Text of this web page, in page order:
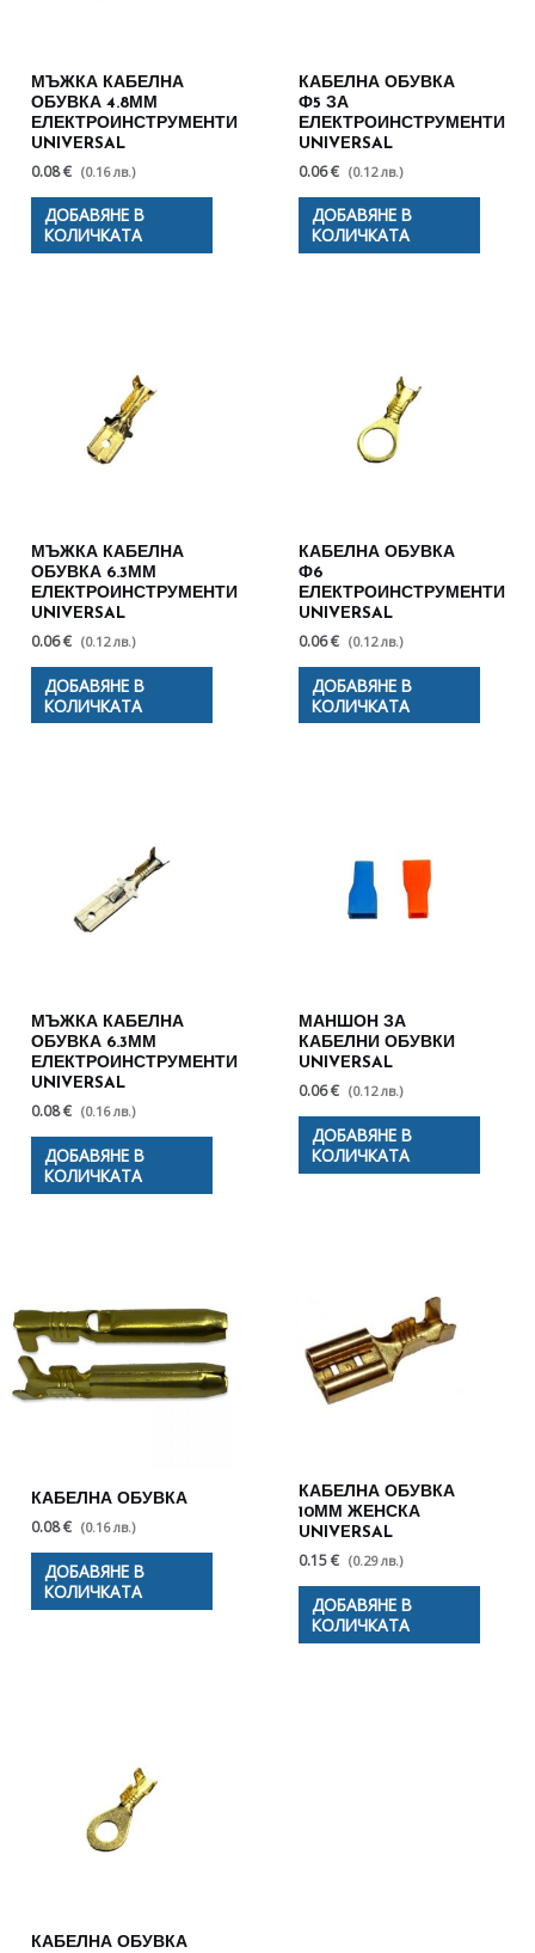
МЪЖКА КАБЕЛНА
ОБУВКА 4.8ММ
ЕЛЕКТРОИНСТРУМЕНТИ
UNIVERSAL
0.08 € (0.16 лв.)
ДОБАВЯНЕ В
КОЛИЧКАТА
КАБЕЛНА ОБУВКА
Ф5 ЗА
ЕЛЕКТРОИНСТРУМЕНТИ
UNIVERSAL
0.06 € (0.12 лв.)
ДОБАВЯНЕ В
КОЛИЧКАТА
МЪЖКА КАБЕЛНА
ОБУВКА 6.3ММ
ЕЛЕКТРОИНСТРУМЕНТИ
UNIVERSAL
0.06 € (0.12 лв.)
ДОБАВЯНЕ В
КОЛИЧКАТА
КАБЕЛНА ОБУВКА
Ф6
ЕЛЕКТРОИНСТРУМЕНТИ
UNIVERSAL
0.06 € (0.12 лв.)
ДОБАВЯНЕ В
КОЛИЧКАТА
МЪЖКА КАБЕЛНА
ОБУВКА 6.3ММ
ЕЛЕКТРОИНСТРУМЕНТИ
UNIVERSAL
0.08 € (0.16 лв.)
ДОБАВЯНЕ В
КОЛИЧКАТА
МАНШОН ЗА
КАБЕЛНИ ОБУВКИ
UNIVERSAL
0.06 € (0.12 лв.)
ДОБАВЯНЕ В
КОЛИЧКАТА
КАБЕЛНА ОБУВКА
0.08 € (0.16 лв.)
ДОБАВЯНЕ В
КОЛИЧКАТА
КАБЕЛНА ОБУВКА
10ММ ЖЕНСКА
UNIVERSAL
0.15 € (0.29 лв.)
ДОБАВЯНЕ В
КОЛИЧКАТА
КАБЕЛНА ОБУВКА